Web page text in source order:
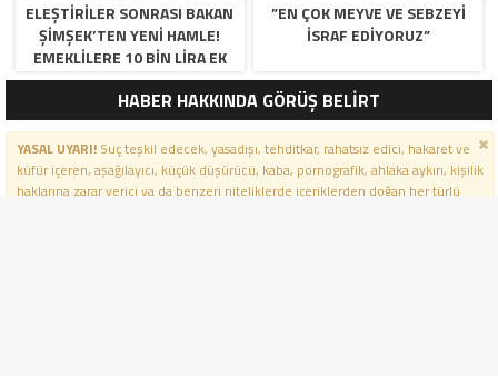
ELEŞTIRILER SONRASI BAKAN
ŞIMŞEK’TEN YENI HAMLE!
EMEKLILERE 10 BIN LIRA EK
MAAŞ
​”EN ÇOK MEYVE VE SEBZEYI
İSRAF EDIYORUZ”
HABER HAKKINDA GÖRÜŞ BELİRT
YASAL UYARI!Suç teşkil edecek, yasadışı, tehditkar, rahatsız edici, hakaret ve
küfür içeren, aşağılayıcı, küçük düşürücü, kaba, pornografik, ahlaka aykırı, kişilik
haklarına zarar verici ya da benzeri niteliklerde içeriklerden doğan her türlü